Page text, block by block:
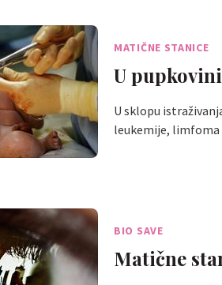
MATIČNE STANICE
U
U sklopu
leukemije,
BIO SAVE
Matične